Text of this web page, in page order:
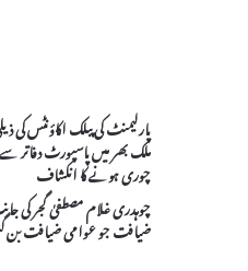
پارلیمنٹ کی پبلک اکاؤنٹس کی
ملک بھر میں پاسپورٹ دفاتر
چوری ہونے کا انکشاف
چوہدری غلام مصطفیٰ گجر کی
ضیافت جو عوامی ضیافت بن